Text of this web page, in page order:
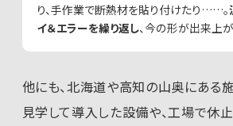
り、手作業で断熱材を貼り付けたり……。
イ＆エラーを繰り返し、今の形が出来上が
他にも、北海道や高知の山奥にある
見学して導入した設備や、工場で休